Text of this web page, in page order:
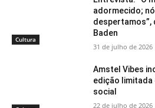
Cultura
adormecido;
despertamos”,
Baden
31 de julho de 2026
Amstel Vibes
edição
social
22 de julho de 2026